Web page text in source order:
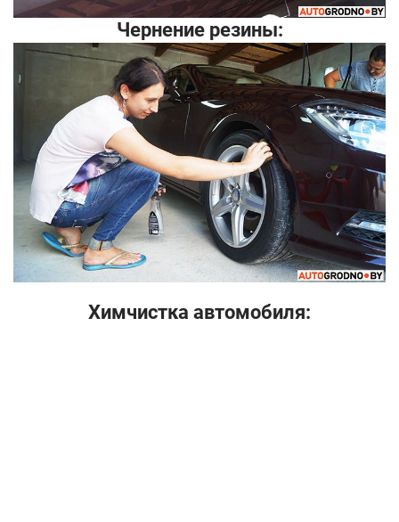
Чернение резины:
Химчистка автомобиля: